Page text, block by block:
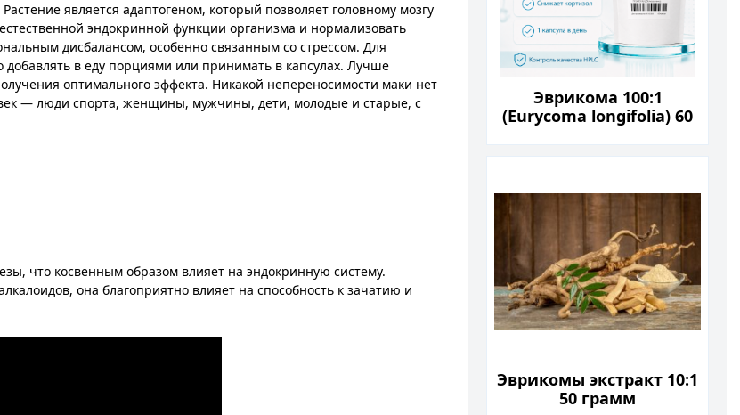
является адаптогеном, который позволяет головному мозгу
эндокринной функции организма и нормализовать
дисбалансом, особенно связанным со стрессом. Для
в еду порциями или принимать в капсулах. Лучше
оптимального эффекта. Никакой непереносимости маки нет
— люди спорта, женщины, мужчины, дети, молодые и старые, с
что косвенным образом влияет на эндокринную систему.
она благоприятно влияет на способность к зачатию и
Эврикома 100:1
(Eurycoma longifolia) 60
Эврикомы экстракт 10:1
50 грамм